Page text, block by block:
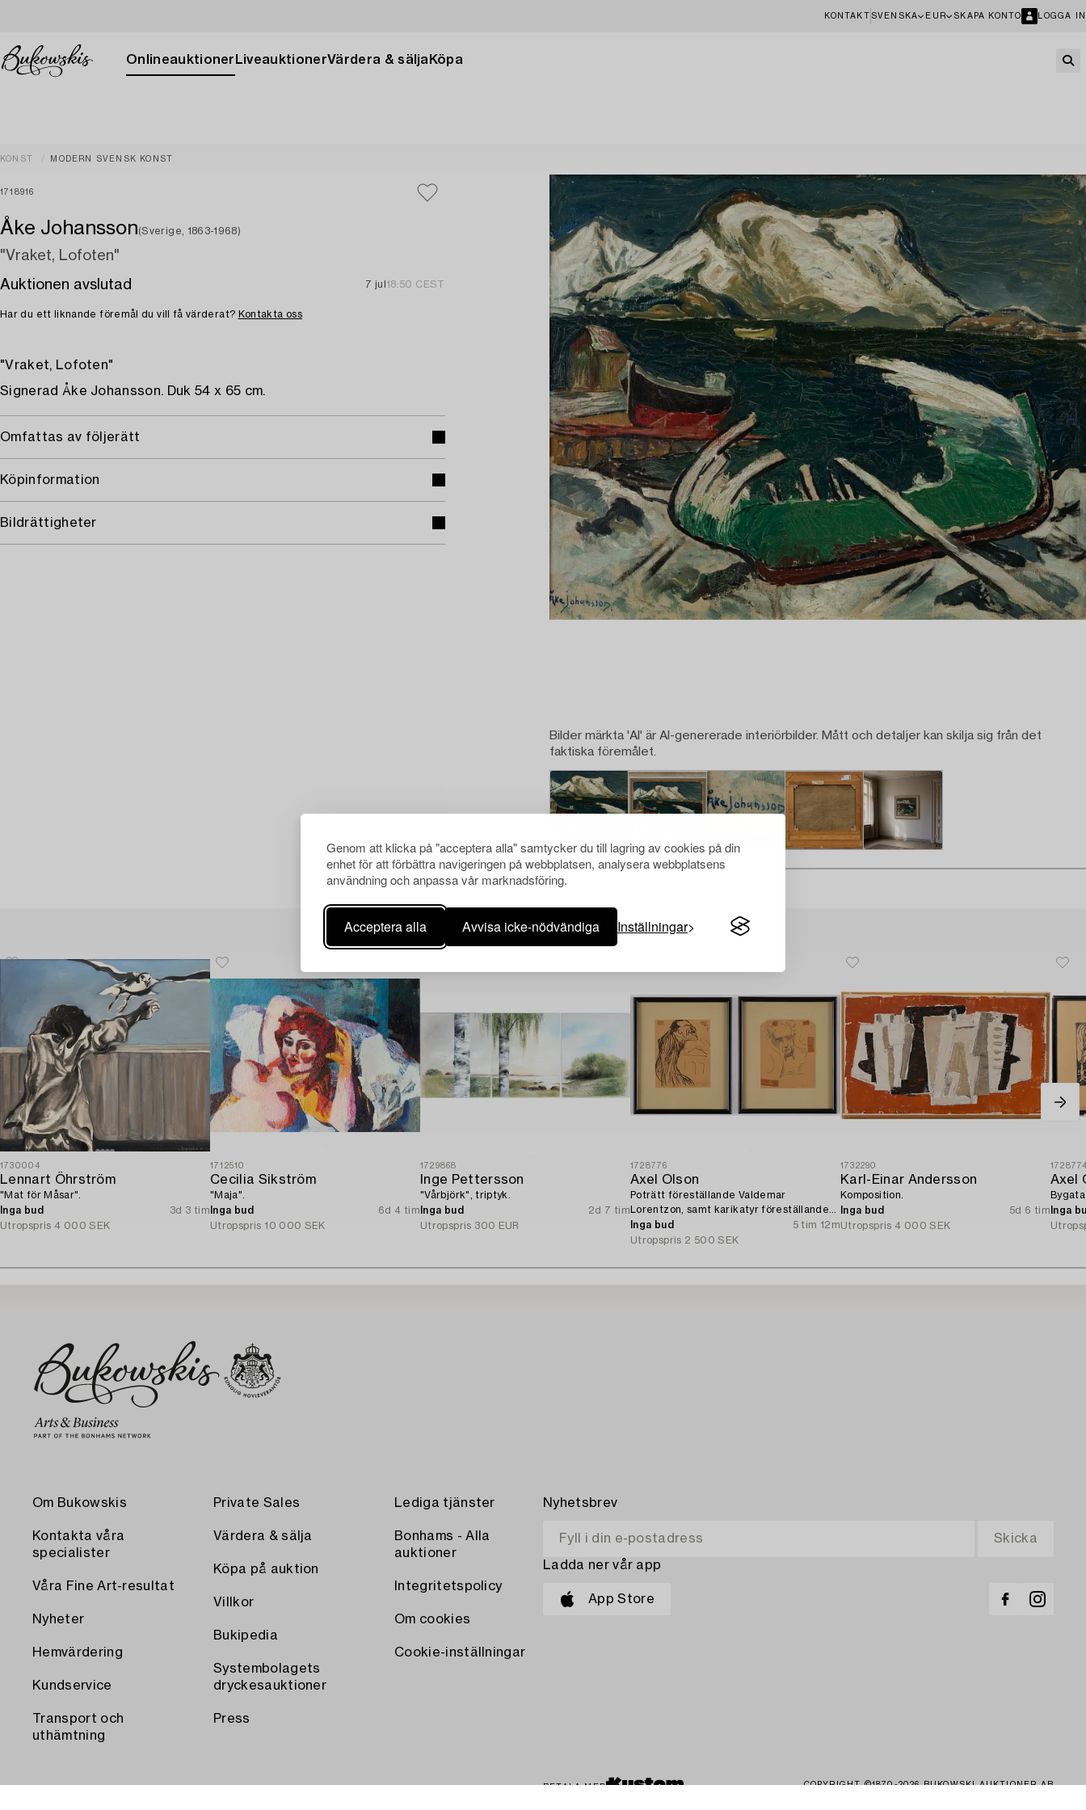
Genom att klicka på "acceptera alla" samtycker du till lagring av cookies på din
enhet för att förbättra navigeringen på webbplatsen, analysera webbplatsens
användning och anpassa vår marknadsföring.
Acceptera alla Avvisa icke-nödvändiga Inställningar
KONTAKT SVENSKA EUR SKAPA KONTO LOGGA IN
Onlineauktioner LiveauktionerVärdera & sälja Köpa
KONST MODERN SVENSK KONST
1718916
Åke Johansson(Sverige, 1863-1968)
"Vraket, Lofoten"
Auktionen avslutad
7 jul 18:50 CEST
Har du ett liknande föremål du vill få värderat? Kontakta oss
"Vraket, Lofoten"
Signerad Åke Johansson. Duk 54 x 65 cm.
Omfattas av följerätt
Köpinformation
Bildrättigheter
Bilder märkta 'AI' är AI-genererade interiörbilder. Mått och detaljer kan skilja sig från det
faktiska föremålet.
Andra har även tittat på
1730004
Lennart Öhrström
"Mat för Måsar".
Inga bud
3d 3 tim
Utropspris 4 000 SEK
1712510
Cecilia Sikström
"Maja".
Inga bud
6d 4 tim
Utropspris 10 000 SEK
1729868
Inge Pettersson
"Vårbjörk", triptyk.
Inga bud
2d 7 tim
Utropspris 300 EUR
1728776
Axel Olson
Poträtt föreställande Valdemar
Lorentzon, samt karikatyr föreställande
Kamrer Ingvarsson.
Inga bud
5 tim 12m
Utropspris 2 500 SEK
1732290
Karl-Einar Andersson
Komposition.
Inga bud
5d 6 tim
Utropspris 4 000 SEK
Axel
Inga
Om Bukowskis
Kontakta våra
specialister
Våra Fine Art-resultat
Nyheter
Hemvärdering
Kundservice
Transport och
uthämtning
Private Sales
Värdera & sälja
Köpa på auktion
Villkor
Bukipedia
Systembolagets
dryckesauktioner
Press
Lediga tjänster
Bonhams - Alla
auktioner
Integritetspolicy
Om cookies
Cookie-inställningar
Nyhetsbrev
Ladda ner vår app
App Store
BETALA MED COPYRIGHT ©1870-2026 BUKOWSKI AUKTIONER AB